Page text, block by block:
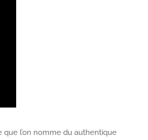
que l’on nomme du authentique